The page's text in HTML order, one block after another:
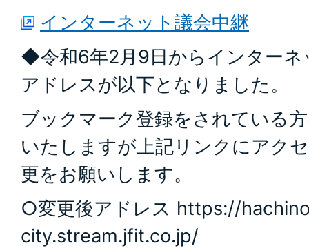
インターネット議会中継
◆令和6年2月9日からインターネ
アドレスが以下となりました。
ブックマーク登録をされている
いたしますが上記リンクにアク
更をお願いします。
○変更後アドレス https://
city.stream.jfit.co.jp/